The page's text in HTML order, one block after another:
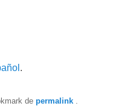
.
de permalink